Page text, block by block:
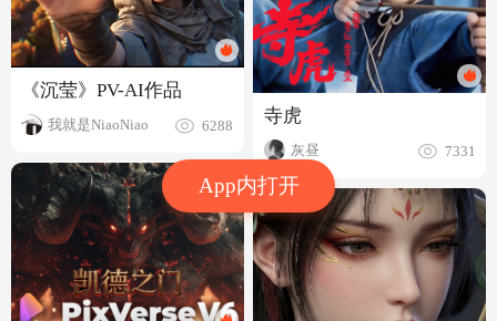
App内打开
《沉莹》PV-AI作品
我就是NiaoNiao 6288 寺虎
灰昼 7331